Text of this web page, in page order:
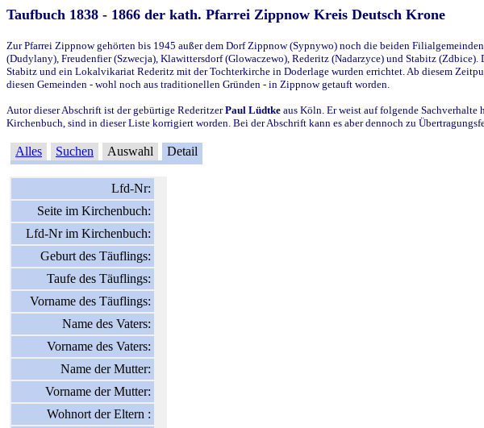
Taufbuch 1838 - 1866 der kath. Pfarrei Zippnow Kreis Deutsch Krone
Zur Pfarrei Zippnow gehörten bis 1945 außer dem Dorf Zippnow (Sypnywo) noch die beiden
(Dudylany), Freudenfier (Szwecja), Klawittersdorf (Glowaczewo), Rederitz (Nadarzyce) und Stabitz
Stabitz und ein Lokalvikariat Rederitz mit der Tochterkirche in Doderlage wurden errichtet. Ab diesem
diesen Gemeinden - wohl noch aus traditionellen Gründen - in Zippnow getauft worden.
Autor dieser Abschrift ist der gebürtige RederitzerPaul Lüdtke aus Köln. Er weist auf folgende
Kirchenbuch, sind in dieser Liste korrigiert worden. Bei der Abschrift kann es aber dennoch zu
Alles Suchen Auswahl Detail
Lfd-Nr:
Seite im Kirchenbuch:
Lfd-Nr im Kirchenbuch:
Geburt des Täuflings:
Taufe des Täuflings:
Vorname des Täuflings:
Name des Vaters:
Vorname des Vaters:
Name der Mutter:
Vorname der Mutter:
Wohnort der Eltern :